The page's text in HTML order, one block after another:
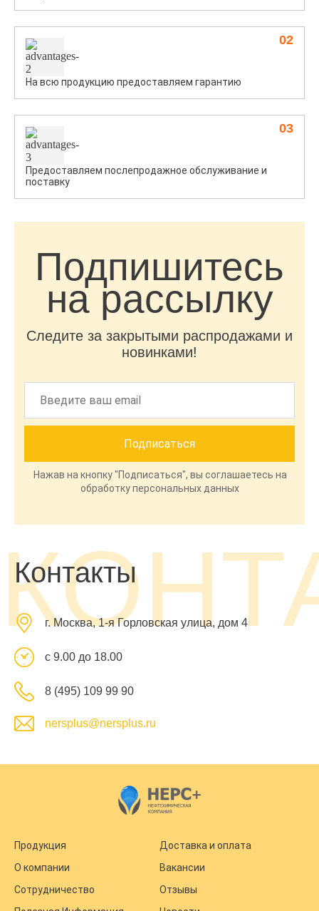
На всю продукцию предоставляем гарантию
02
Предоставляем послепродажное обслуживание и
поставку
03
Подпишитесь
на рассылку
Следите за закрытыми распродажами и
новинками!
Нажав на кнопку "Подписаться", вы соглашаетесь на
обработку персональных данных
Контакты
г. Москва, 1-я Горловская улица, дом 4
с 9.00 до 18.00
8 (495) 109 99 90
nersplus@nersplus.ru
Продукция
Доставка и оплата
О компании
Вакансии
Сотрудничество
Отзывы